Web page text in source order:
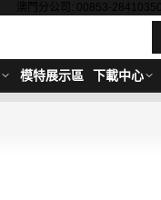
澳門分公司: 00853-28410350
模特展示區 下載中心